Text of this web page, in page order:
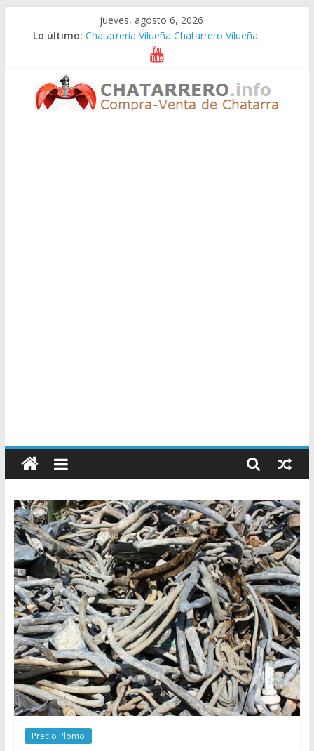
jueves, agosto 6, 2026
Lo último: Chatarreria Vilueña Chatarrero Vilueña
Chatarreria Zuera Chatarrero Zuera
Chatarreria Zaragoza Chatarrero Zaragoza
Chatarreria Zaida Chatarrero Zaida
Chatarreria Vistabella Chatarrero Vistabella
Chatarreros
–
Precio
de
Chatarra
Directorio
de
Chatarreros
para
vender
Chatarra
Precio Plomo